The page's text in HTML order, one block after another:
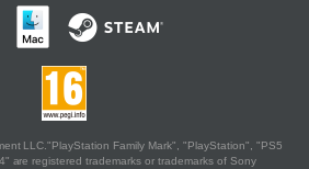
LLC."PlayStation Family Mark", "PlayStation", "PS5
are registered trademarks or trademarks of Sony